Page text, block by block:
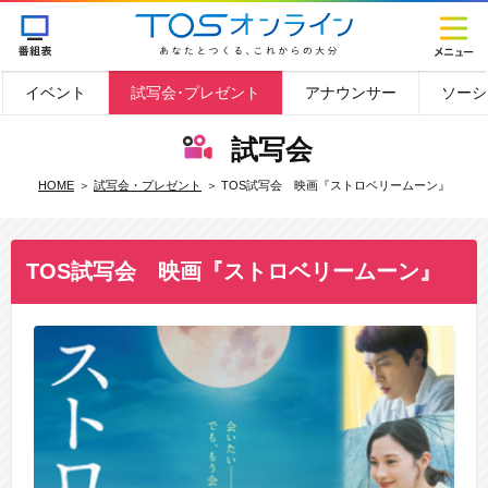
イベント 試写会･プレゼント アナウンサー ソー
試写会
HOME 試写会・プレゼント TOS試写会 映画『ストロベリームーン』
TOS試写会 映画『ストロベリームーン』